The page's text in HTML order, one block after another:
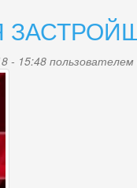
- 15:48 пользователем